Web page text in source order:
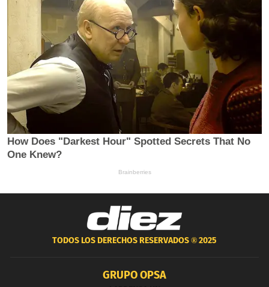
TODOS LOS DERECHOS RESERVADOS ®2025
GRUPO OPSA